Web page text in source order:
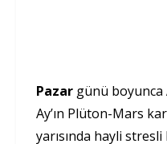
Pazar günü boyunca
Ay’ın Plüton-Mars
yarısında hayli